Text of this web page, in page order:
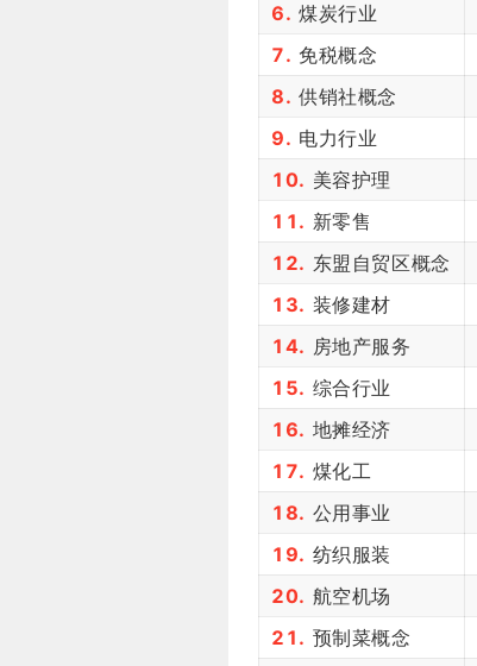
6. 煤炭行业
7. 免税概念
8. 供销社概念
9. 电力行业
10. 美容护理
11. 新零售
12. 东盟自贸区概念
13. 装修建材
14. 房地产服务
15. 综合行业
16. 地摊经济
17. 煤化工
18. 公用事业
19. 纺织服装
20. 航空机场
21. 预制菜概念